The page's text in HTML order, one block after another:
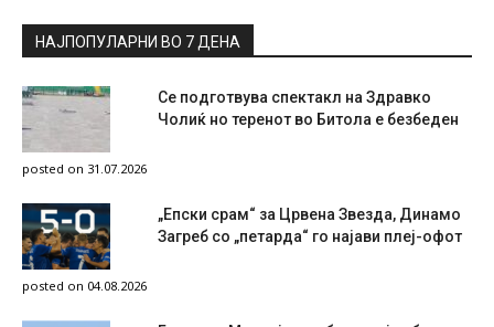
НАЈПОПУЛАРНИ ВО 7 ДЕНА
Се подготвува спектакл на Здравко
Чолиќ но теренот во Битола е безбеден
posted on 31.07.2026
„Епски срам“ за Црвена Звезда, Динамо
Загреб со „петарда“ го најави плеј-офот
posted on 04.08.2026